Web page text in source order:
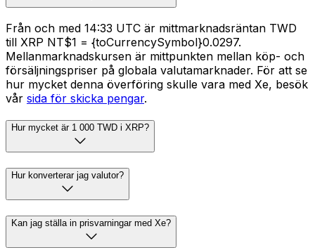
Från och med 14:33 UTC är mittmarknadsräntan TWD
till XRP NT$1 = {toCurrencySymbol}0.0297.
Mellanmarknadskursen är mittpunkten mellan köp- och
försäljningspriser på globala valutamarknader. För att se
hur mycket denna överföring skulle vara med Xe, besök
vår sida för skicka pengar.
Hur mycket är 1 000 TWD i XRP?
Hur konverterar jag valutor?
Kan jag ställa in prisvarningar med Xe?